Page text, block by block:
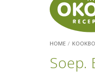
HOME
Soep.